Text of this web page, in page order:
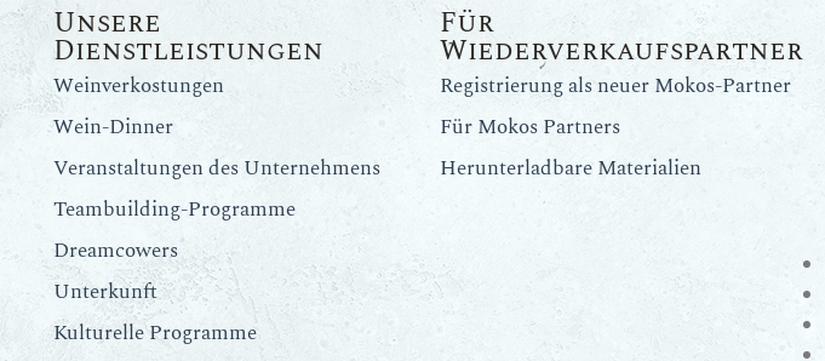
Unsere
Dienstleistungen
Weinverkostungen
Wein-Dinner
Veranstaltungen des Unternehmens
Teambuilding-Programme
Dreamcowers
Unterkunft
Kulturelle Programme
Für
Wiederverkaufspartner
Registrierung als neuer Mokos-Partner
Für Mokos Partners
Herunterladbare Materialien